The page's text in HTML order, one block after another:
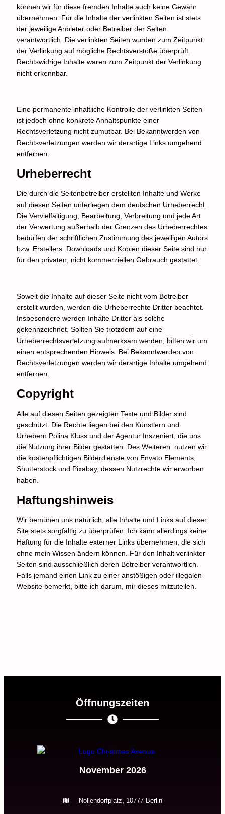
können wir für diese fremden Inhalte auch keine Gewähr
übernehmen. Für die Inhalte der verlinkten Seiten ist stets
der jeweilige Anbieter oder Betreiber der Seiten
verantwortlich. Die verlinkten Seiten wurden zum Zeitpunkt
der Verlinkung auf mögliche Rechtsverstöße überprüft.
Rechtswidrige Inhalte waren zum Zeitpunkt der Verlinkung
nicht erkennbar.
Eine permanente inhaltliche Kontrolle der verlinkten Seiten
ist jedoch ohne konkrete Anhaltspunkte einer
Rechtsverletzung nicht zumutbar. Bei Bekanntwerden von
Rechtsverletzungen werden wir derartige Links umgehend
entfernen.
Urheberrecht
Die durch die Seitenbetreiber erstellten Inhalte und Werke
auf diesen Seiten unterliegen dem deutschen Urheberrecht.
Die Vervielfältigung, Bearbeitung, Verbreitung und jede Art
der Verwertung außerhalb der Grenzen des Urheberrechtes
bedürfen der schriftlichen Zustimmung des jeweiligen Autors
bzw. Erstellers. Downloads und Kopien dieser Seite sind nur
für den privaten, nicht kommerziellen Gebrauch gestattet.
Soweit die Inhalte auf dieser Seite nicht vom Betreiber
erstellt wurden, werden die Urheberrechte Dritter beachtet.
Insbesondere werden Inhalte Dritter als solche
gekennzeichnet. Sollten Sie trotzdem auf eine
Urheberrechtsverletzung aufmerksam werden, bitten wir um
einen entsprechenden Hinweis. Bei Bekanntwerden von
Rechtsverletzungen werden wir derartige Inhalte umgehend
entfernen.
Copyright
Alle auf diesen Seiten gezeigten Texte und Bilder sind
geschützt. Die Rechte liegen bei den Künstlern und
Urhebern Polina Kluss und der Agentur Inszeniert, die uns
die Nutzung ihrer Bilder gestatten. Des Weiteren nutzen wir
die kostenpflichtigen Bilderdienste von Envato Elements,
Shutterstock und Pixabay, dessen Nutzrechte wir erworben
haben.
Haftungshinweis
Wir bemühen uns natürlich, alle Inhalte und Links auf dieser
Site stets sorgfältig zu überprüfen. Ich kann allerdings keine
Haftung für die Inhalte externer Links übernehmen, die sich
ohne mein Wissen ändern können. Für den Inhalt verlinkter
Seiten sind ausschließlich deren Betreiber verantwortlich.
Falls jemand einen Link zu einer anstößigen oder illegalen
Website bemerkt, bitte ich darum, mir dieses mitzuteilen.
Öffnungszeiten
November 2026
Nollendorfplatz, 10777 Berlin